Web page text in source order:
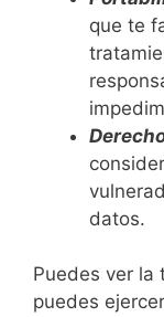
que te
datos.
Puedes ver la
puedes